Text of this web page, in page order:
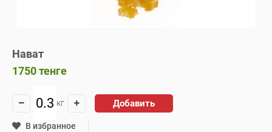
Нават
1750тенге
кг Добавить
В избранное